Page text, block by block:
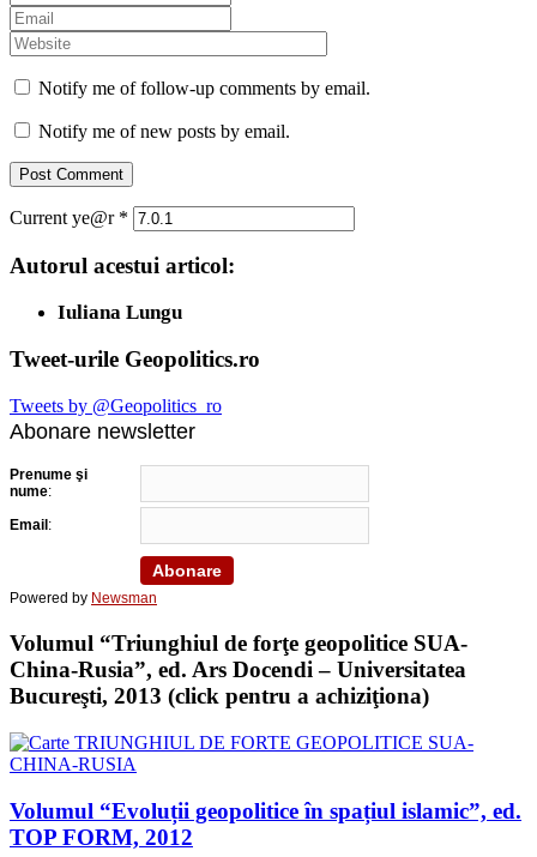
Notify me of follow-up comments by email.
Notify me of new posts by email.
Current ye@r *
Autorul acestui articol:
Iuliana Lungu
Tweet-urile Geopolitics.ro
Tweets by @Geopolitics_ro
Abonare newsletter
Prenume şi
nume:
Email:
Powered by Newsman
Volumul “Triunghiul de forţe geopolitice SUA-
China-Rusia”, ed. Ars Docendi – Universitatea
Bucureşti, 2013 (click pentru a achiziţiona)
Volumul “Evoluții geopolitice în spațiul islamic”, ed.
TOP FORM, 2012